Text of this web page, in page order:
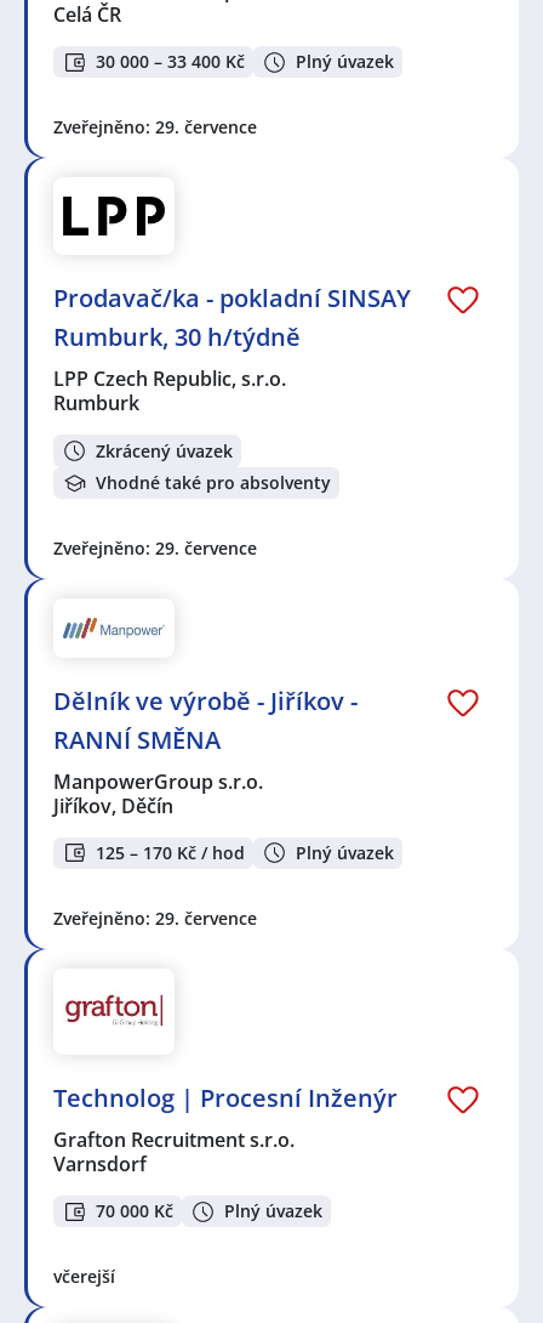
Celá ČR
30 000 – 33 400 Kč Plný úvazek
Zveřejněno: 29. července
Prodavač/ka - pokladní SINSAY
Rumburk, 30 h/týdně
LPP Czech Republic, s.r.o.
Rumburk
Zkrácený úvazek
Vhodné také pro absolventy
Zveřejněno: 29. července
Dělník ve výrobě - Jiříkov -
RANNÍ SMĚNA
ManpowerGroup s.r.o.
Jiříkov, Děčín
125 – 170 Kč / hod Plný úvazek
Zveřejněno: 29. července
Technolog | Procesní Inženýr
Grafton Recruitment s.r.o.
Varnsdorf
70 000 Kč Plný úvazek
včerejší